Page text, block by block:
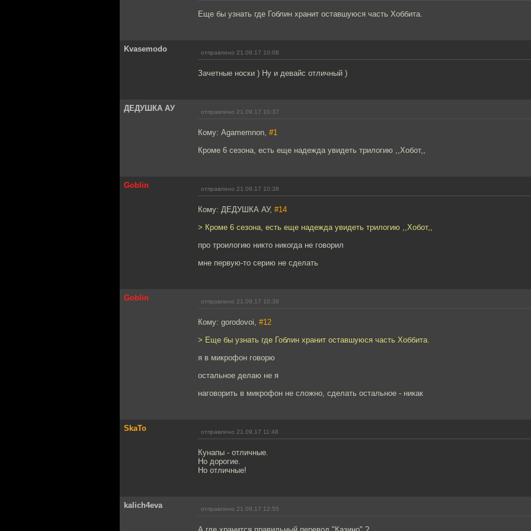
Еще бы узнать где Гоблин хранит оставшуюся часть Хоббита.
Kvasemodo отправлено 21.09.17 10:08
Зачетные носки ) Ну и девайс отличный )
ДЕДУШКА АУ отправлено 21.09.17 10:37
Кому: Agamemnon, #1
Кроме 6 сезона, есть еще надежда увидеть трилогию ,,Хобот,,
Goblin отправлено 21.09.17 10:38
Кому: ДЕДУШКА АУ, #14
> Кроме 6 сезона, есть еще надежда увидеть трилогию ,,Хобот,,
про троилогию никто никогда не говорил
мне первую-то серию не сделать
Goblin отправлено 21.09.17 10:38
Кому: gorodovoi, #12
> Еще бы узнать где Гоблин хранит оставшуюся часть Хоббита.
я в микрофон говорю
остальное делаю не я
наговорить в микрофон не сложно, сделать остальное - никак
SkaTo отправлено 21.09.17 11:48
Кунапы - отличные.
Но дорогие.
Но отличные!
kalich4eva отправлено 21.09.17 12:55